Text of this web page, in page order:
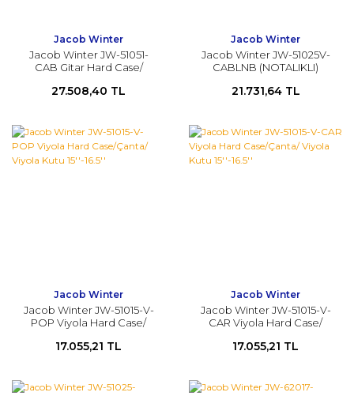
Jacob Winter
Jacob Winter JW-51051-
CAB Gitar Hard Case/
27.508,40 TL
Jacob Winter
Jacob Winter JW-51025V-
CABLNB (NOTALIKLI)
Viyola Kutu 15-16.5''
21.731,64 TL
Jacob Winter
Jacob Winter JW-51015-V-
POP Viyola Hard Case/
17.055,21 TL
Jacob Winter
Jacob Winter JW-51015-V-
CAR Viyola Hard Case/
17.055,21 TL